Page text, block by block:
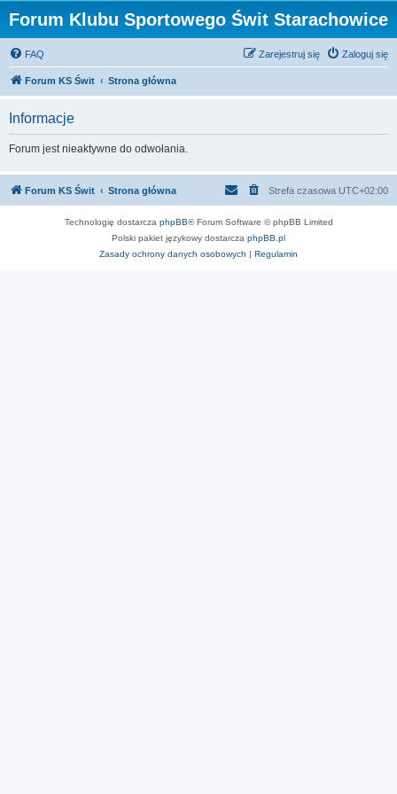
Forum Klubu Sportowego Świt Starachowice
FAQ Zaloguj się
Zarejestruj się
Forum KS Świt Strona główna
Informacje
Forum jest nieaktywne do odwołania.
Forum KS Świt Strona główna Strefa czasowa UTC+02:00
Technologię dostarcza phpBB® Forum Software © phpBB Limited
Polski pakiet językowy dostarcza phpBB.pl
Zasady ochrony danych osobowych | Regulamin